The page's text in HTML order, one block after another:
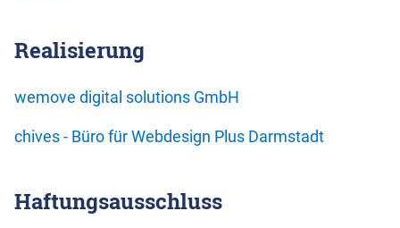
Realisierung
wemove digital solutions GmbH
chives - Büro für Webdesign Plus Darmstadt
Haftungsausschluss